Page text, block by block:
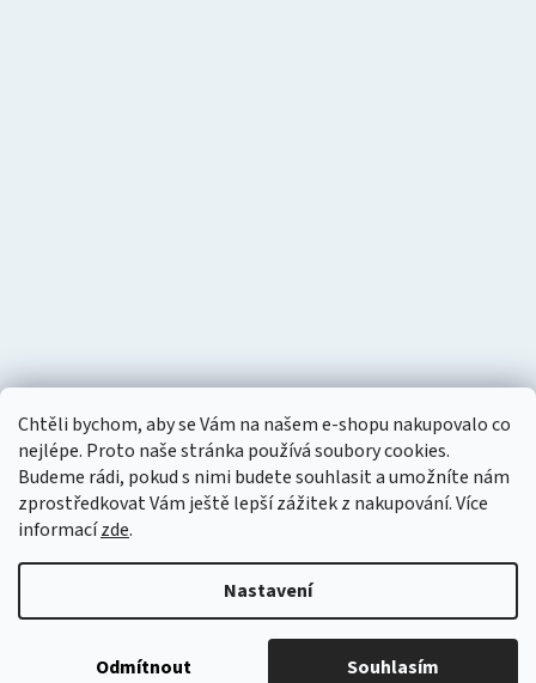
Chtěli bychom, aby se Vám na našem e-shopu nakupovalo co
nejlépe. Proto naše stránka používá soubory cookies.
Budeme rádi, pokud s nimi budete souhlasit a umožníte nám
zprostředkovat Vám ještě lepší zážitek z nakupování.Více
informacízde.
Nastavení
Odmítnout Souhlasím
Vytvořil Shoptet
Tlakový vzduch. Všechna práva vyhrazena.
Upravit nastavení cookies